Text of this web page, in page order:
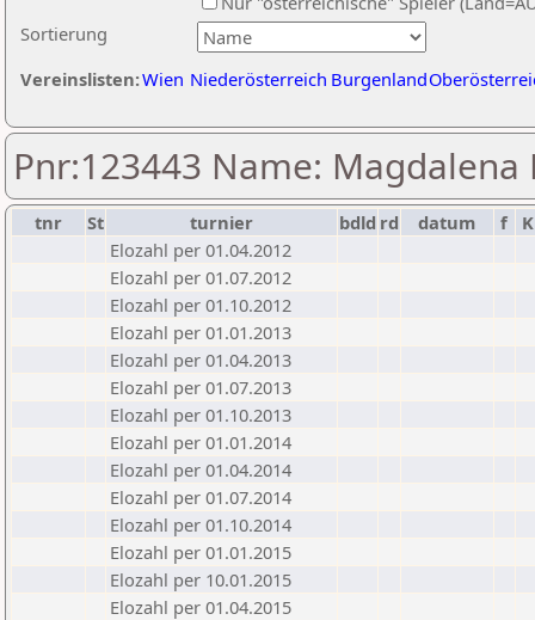
Sortierung
Vereinslisten:Wien Niederösterreich Burgenland
Pnr:123443 Name:
tnr St turnier bdld rd datum f
K
Elozahl per 01.04.2012
Elozahl per 01.07.2012
Elozahl per 01.10.2012
Elozahl per 01.01.2013
Elozahl per 01.04.2013
Elozahl per 01.07.2013
Elozahl per 01.10.2013
Elozahl per 01.01.2014
Elozahl per 01.04.2014
Elozahl per 01.07.2014
Elozahl per 01.10.2014
Elozahl per 01.01.2015
Elozahl per 10.01.2015
Elozahl per 01.04.2015